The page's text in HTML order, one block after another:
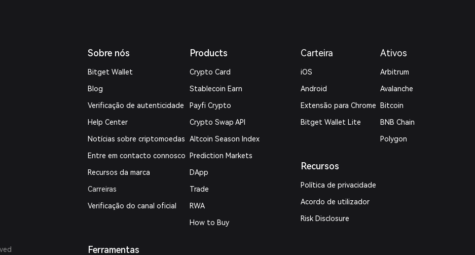
Sobre nós
Bitget Wallet
Blog
Verificação de autenticidade
Help Center
Notícias sobre criptomoedas
Entre em contacto connosco
Recursos da marca
Carreiras
Verificação do canal oficial
Ferramentas
Products
Crypto Card
Stablecoin Earn
Payfi Crypto
Crypto Swap API
Altcoin Season Index
Prediction Markets
DApp
Trade
RWA
How to Buy
Carteira
iOS
Android
Extensão para Chrome
Bitget Wallet Lite
Recursos
Política de privacidade
Acordo de utilizador
Risk Disclosure
Ativos
Arbitrum
Avalanche
Bitcoin
BNB Chain
Polygon